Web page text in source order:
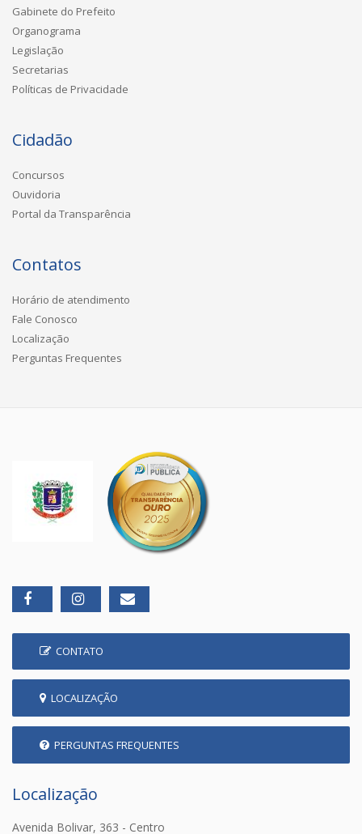
Gabinete do Prefeito
Organograma
Legislação
Secretarias
Políticas de Privacidade
Cidadão
Concursos
Ouvidoria
Portal da Transparência
Contatos
Horário de atendimento
Fale Conosco
Localização
Perguntas Frequentes
CONTATO
LOCALIZAÇÃO
PERGUNTAS FREQUENTES
Localização
Avenida Bolivar, 363 - Centro